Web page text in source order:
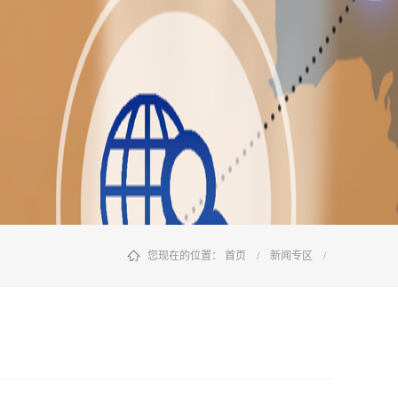
您现在的位置： 首页 / 新闻专区 /